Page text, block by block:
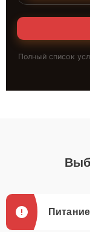
Полный список